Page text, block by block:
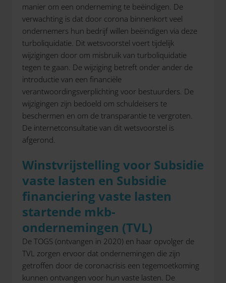
manier om een onderneming te beëindigen. De
verwachting is dat door corona binnenkort veel
ondernemers hun bedrijf willen beëindigen via deze
turboliquidatie. Dit wetsvoorstel voert tijdelijk
wijzigingen door om misbruik van turboliquidatie
tegen te gaan. De wijziging betreft onder ander de
introductie van een financiële
verantwoordingsverplichting voor bestuurders. De
wijzigingen zijn bedoeld om schuldeisers te
beschermen en om de transparantie te vergroten.
De internetconsultatie van dit wetsvoorstel is
afgerond.
Winstvrijstelling voor Subsidie
vaste lasten en Subsidie
financiering vaste lasten
startende mkb-
ondernemingen (TVL)
De TOGS (ontvangen in 2020) en haar opvolger de
TVL zorgen ervoor dat ondernemingen die zijn
getroffen door de coronacrisis een tegemoetkoming
kunnen ontvangen voor hun vaste lasten. De